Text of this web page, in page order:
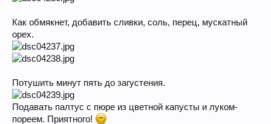
Как обмякнет, добавить сливки, соль, перец, мускатный
орех.
Потушить минут пять до загустения.
Подавать палтус с пюре из цветной капусты и луком-
пореем. Приятного!